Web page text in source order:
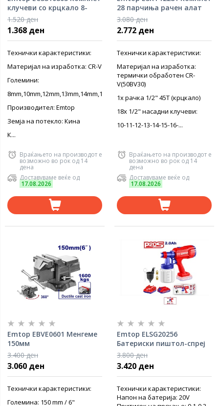
клучеви со крцкало 8-
19мм
1.520 ден
1.368 ден
Технички карактеристики:
Материјал на изработка: CR-V
Големини:
8mm,10mm,12mm,13mm,14mm,15mm,17mm,19mm
Производител: Emtop
Земја на потекло: Кина
К...
Враќањето на производот е
возможно во рок од 14
дена
Доставуваме веќе од
17.08.2026
28 парчиња рачен алат
3.080 ден
2.772 ден
Технички карактеристики:
Материјал на изработка:
термички обработен CR-
V(50BV30)
1x рачка 1/2" 45T (крцкало)
18x 1/2" насадни клучеви:
10-11-12-13-14-15-16-...
Враќањето на производот е
возможно во рок од 14
дена
Доставуваме веќе од
17.08.2026
Emtop EBVE0601 Менгеме
150мм
3.400 ден
3.060 ден
Технички карактеристики:
Големина: 150 mm / 6"
Emtop ELSG20256
Батериски пиштол-спреј
3.800 ден
3.420 ден
Технички карактеристики:
Напон на батерија: 20V